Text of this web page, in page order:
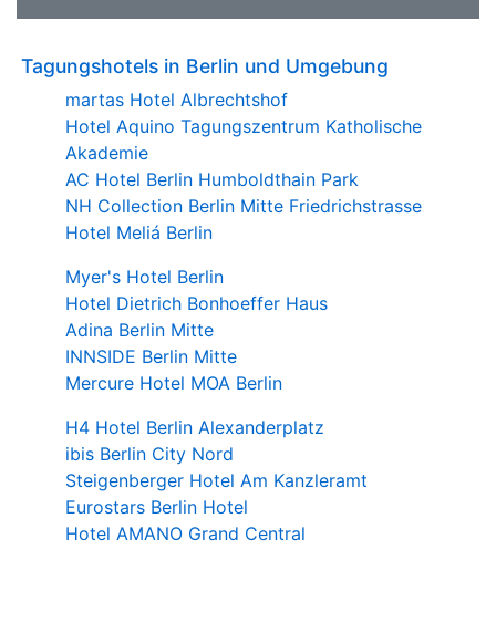
Tagungshotels in Berlin und Umgebung
martas Hotel Albrechtshof
Hotel Aquino Tagungszentrum Katholische
Akademie
AC Hotel Berlin Humboldthain Park
NH Collection Berlin Mitte Friedrichstrasse
Hotel Meliá Berlin
Myer's Hotel Berlin
Hotel Dietrich Bonhoeffer Haus
Adina Berlin Mitte
INNSIDE Berlin Mitte
Mercure Hotel MOA Berlin
H4 Hotel Berlin Alexanderplatz
ibis Berlin City Nord
Steigenberger Hotel Am Kanzleramt
Eurostars Berlin Hotel
Hotel AMANO Grand Central